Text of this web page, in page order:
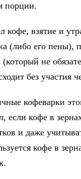
порции.
кофе, взятие и
(либо его пены),
(который не
без участия
кофеварки
если кофе в
и даже
кофе в